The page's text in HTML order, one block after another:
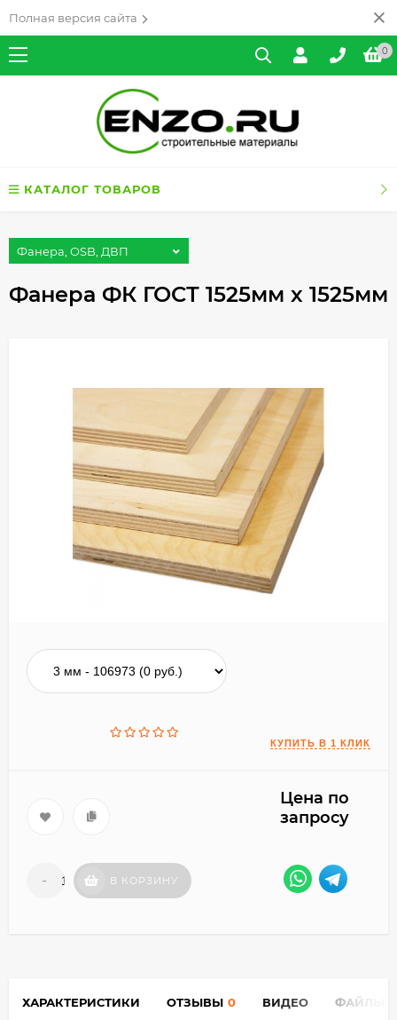
Полная версия сайта
0
КАТАЛОГ ТОВАРОВ
Фанера, OSB, ДВП
Фанера ФК ГОСТ 1525мм х 1525мм
Цена по
запросу
- + В КОРЗИНУ
ХАРАКТЕРИСТИКИ ОТЗЫВЫ 0 ВИДЕО ФАЙЛЫ